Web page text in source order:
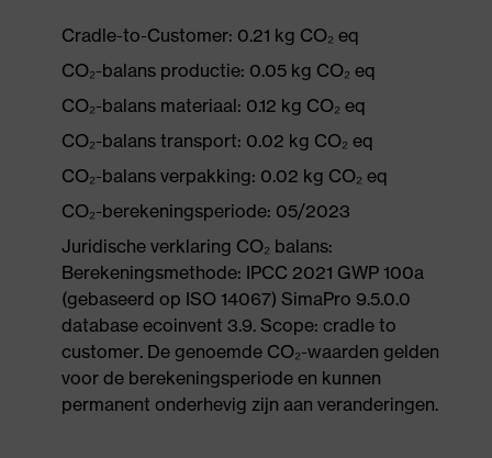
Cradle-to-Customer: 0.21 kg CO₂ eq
CO₂-balans productie: 0.05 kg CO₂ eq
CO₂-balans materiaal: 0.12 kg CO₂ eq
CO₂-balans transport: 0.02 kg CO₂ eq
CO₂-balans verpakking: 0.02 kg CO₂ eq
CO₂-berekeningsperiode: 05/2023
Juridische verklaring CO₂ balans:
Berekeningsmethode: IPCC 2021 GWP 100a
(gebaseerd op ISO 14067) SimaPro 9.5.0.0
database ecoinvent 3.9. Scope: cradle to
customer. De genoemde CO₂-waarden gelden
voor de berekeningsperiode en kunnen
permanent onderhevig zijn aan veranderingen.